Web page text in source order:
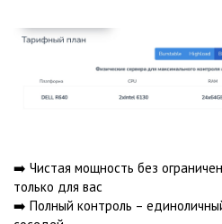
➡️ Чистая мощность без
только для вас
➡️ Полный контроль –